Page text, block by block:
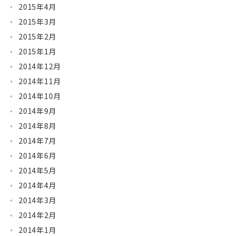
2015年4月
2015年3月
2015年2月
2015年1月
2014年12月
2014年11月
2014年10月
2014年9月
2014年8月
2014年7月
2014年6月
2014年5月
2014年4月
2014年3月
2014年2月
2014年1月